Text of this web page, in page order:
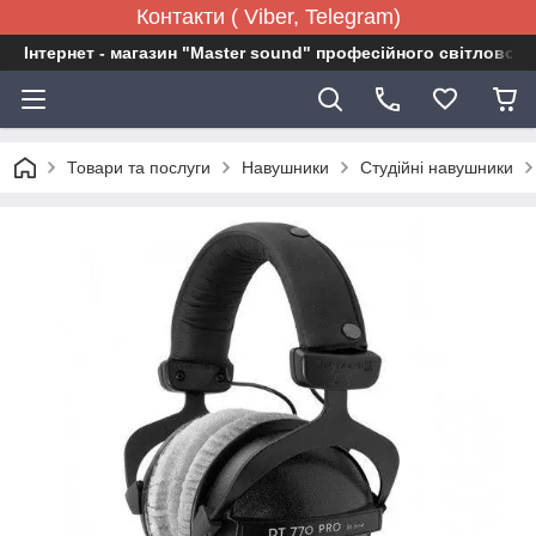
Контакти ( Viber, Telegram)
Інтернет - магазин "Master sound" професійного
Товари та послуги Навушники Студійні навушники